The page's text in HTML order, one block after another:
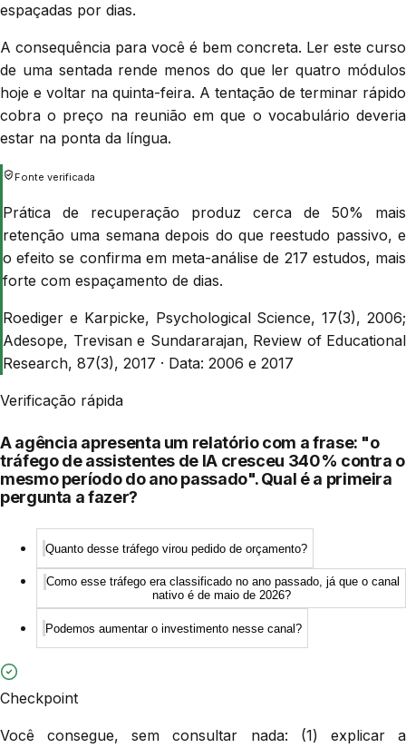
espaçadas por dias.
A consequência para você é bem concreta. Ler este curso
de uma sentada rende menos do que ler quatro módulos
hoje e voltar na quinta-feira. A tentação de terminar rápido
cobra o preço na reunião em que o vocabulário deveria
estar na ponta da língua.
Fonte verificada
Prática de recuperação produz cerca de 50% mais
retenção uma semana depois do que reestudo passivo, e
o efeito se confirma em meta-análise de 217 estudos, mais
forte com espaçamento de dias.
Roediger e Karpicke, Psychological Science, 17(3), 2006;
Adesope, Trevisan e Sundararajan, Review of Educational
Research, 87(3), 2017 · Data: 2006 e 2017
Verificação rápida
A agência apresenta um relatório com a frase: "o
tráfego de assistentes de IA cresceu 340% contra o
mesmo período do ano passado". Qual é a primeira
pergunta a fazer?
Quanto desse tráfego virou pedido de orçamento?
Como esse tráfego era classificado no ano passado, já que o canal
nativo é de maio de 2026?
Podemos aumentar o investimento nesse canal?
Checkpoint
Você consegue, sem consultar nada: (1) explicar a